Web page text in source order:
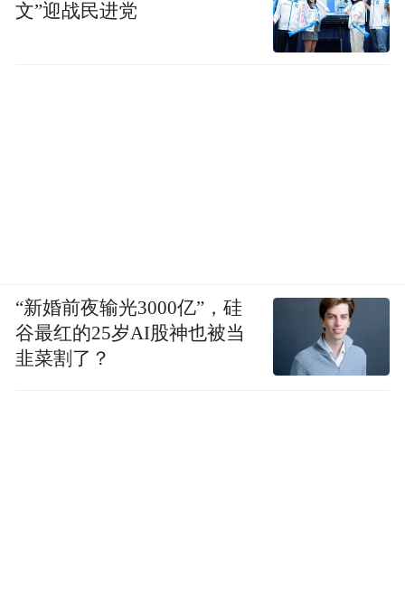
文”迎战民进党
“新婚前夜输光3000亿”，硅
谷最红的25岁AI股神也被当
韭菜割了？